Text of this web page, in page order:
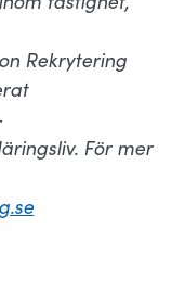
Rekrytering
För mer